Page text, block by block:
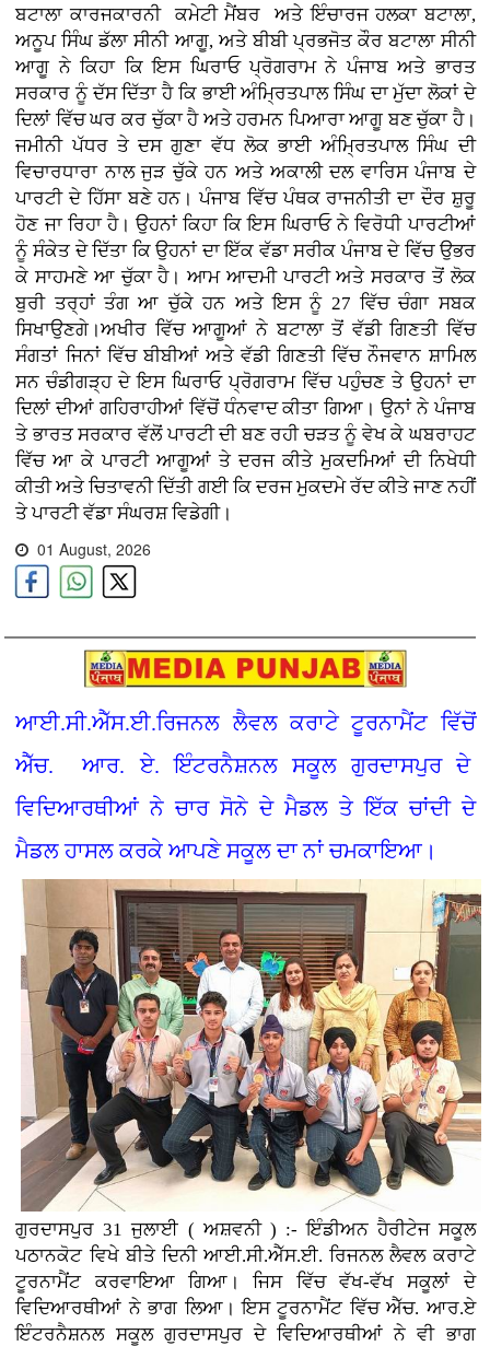
ਬਟਾਲਾ ਕਾਰਜਕਾਰਨੀ ਕਮੇਟੀ ਮੈਂਬਰ ਅਤੇ ਇੰਚਾਰਜ ਹਲਕਾ ਬਟਾਲਾ,
ਅਨੂਪ ਸਿੰਘ ਡੱਲਾ ਸੀਨੀ ਆਗੂ, ਅਤੇ ਬੀਬੀ ਪ੍ਰਭਜੋਤ ਕੌਰ ਬਟਾਲਾ ਸੀਨੀ
ਆਗੂ ਨੇ ਕਿਹਾ ਕਿ ਇਸ ਘਿਰਾਓ ਪ੍ਰੋਗਰਾਮ ਨੇ ਪੰਜਾਬ ਅਤੇ ਭਾਰਤ
ਸਰਕਾਰ ਨੂੰ ਦੱਸ ਦਿੱਤਾ ਹੈ ਕਿ ਭਾਈ ਅੰਮ੍ਰਿਤਪਾਲ ਸਿੰਘ ਦਾ ਮੁੱਦਾ ਲੋਕਾਂ ਦੇ
ਦਿਲਾਂ ਵਿੱਚ ਘਰ ਕਰ ਚੁੱਕਾ ਹੈ ਅਤੇ ਹਰਮਨ ਪਿਆਰਾ ਆਗੂ ਬਣ ਚੁੱਕਾ ਹੈ।
ਜਮੀਨੀ ਪੱਧਰ ਤੇ ਦਸ ਗੁਣਾ ਵੱਧ ਲੋਕ ਭਾਈ ਅੰਮ੍ਰਿਤਪਾਲ ਸਿੰਘ ਦੀ
ਵਿਚਾਰਧਾਰਾ ਨਾਲ ਜੁੜ ਚੁੱਕੇ ਹਨ ਅਤੇ ਅਕਾਲੀ ਦਲ ਵਾਰਿਸ ਪੰਜਾਬ ਦੇ
ਪਾਰਟੀ ਦੇ ਹਿੱਸਾ ਬਣੇ ਹਨ। ਪੰਜਾਬ ਵਿੱਚ ਪੰਥਕ ਰਾਜਨੀਤੀ ਦਾ ਦੌਰ ਸ਼ੁਰੂ
ਹੋਣ ਜਾ ਰਿਹਾ ਹੈ। ਉਹਨਾਂ ਕਿਹਾ ਕਿ ਇਸ ਘਿਰਾਓ ਨੇ ਵਿਰੋਧੀ ਪਾਰਟੀਆਂ
ਨੂੰ ਸੰਕੇਤ ਦੇ ਦਿੱਤਾ ਕਿ ਉਹਨਾਂ ਦਾ ਇੱਕ ਵੱਡਾ ਸਰੀਕ ਪੰਜਾਬ ਦੇ ਵਿੱਚ ਉਭਰ
ਕੇ ਸਾਹਮਣੇ ਆ ਚੁੱਕਾ ਹੈ। ਆਮ ਆਦਮੀ ਪਾਰਟੀ ਅਤੇ ਸਰਕਾਰ ਤੋਂ ਲੋਕ
ਬੁਰੀ ਤਰ੍ਹਾਂ ਤੰਗ ਆ ਚੁੱਕੇ ਹਨ ਅਤੇ ਇਸ ਨੂੰ 27 ਵਿੱਚ ਚੰਗਾ ਸਬਕ
ਸਿਖਾਉਣਗੇ।ਅਖੀਰ ਵਿੱਚ ਆਗੂਆਂ ਨੇ ਬਟਾਲਾ ਤੋਂ ਵੱਡੀ ਗਿਣਤੀ ਵਿੱਚ
ਸੰਗਤਾਂ ਜਿਨਾਂ ਵਿੱਚ ਬੀਬੀਆਂ ਅਤੇ ਵੱਡੀ ਗਿਣਤੀ ਵਿੱਚ ਨੌਜਵਾਨ ਸ਼ਾਮਿਲ
ਸਨ ਚੰਡੀਗੜ੍ਹ ਦੇ ਇਸ ਘਿਰਾਓ ਪ੍ਰੋਗਰਾਮ ਵਿੱਚ ਪਹੁੰਚਣ ਤੇ ਉਹਨਾਂ ਦਾ
ਦਿਲਾਂ ਦੀਆਂ ਗਹਿਰਾਹੀਆਂ ਵਿੱਚੋਂ ਧੰਨਵਾਦ ਕੀਤਾ ਗਿਆ। ਉਨਾਂ ਨੇ ਪੰਜਾਬ
ਤੇ ਭਾਰਤ ਸਰਕਾਰ ਵੱਲੋਂ ਪਾਰਟੀ ਦੀ ਬਣ ਰਹੀ ਚੜਤ ਨੂੰ ਵੇਖ ਕੇ ਘਬਰਾਹਟ
ਵਿੱਚ ਆ ਕੇ ਪਾਰਟੀ ਆਗੂਆਂ ਤੇ ਦਰਜ ਕੀਤੇ ਮੁਕਦਮਿਆਂ ਦੀ ਨਿਖੇਧੀ
ਕੀਤੀ ਅਤੇ ਚਿਤਾਵਨੀ ਦਿੱਤੀ ਗਈ ਕਿ ਦਰਜ ਮੁਕਦਮੇ ਰੱਦ ਕੀਤੇ ਜਾਣ ਨਹੀਂ
ਤੇ ਪਾਰਟੀ ਵੱਡਾ ਸੰਘਰਸ਼ ਵਿਡੇਗੀ।
01 August, 2026
ਆਈ.ਸੀ.ਐੱਸ.ਈ.ਰਿਜਨਲ ਲੈਵਲ ਕਰਾਟੇ ਟੂਰਨਾਮੈਂਟ ਵਿੱਚੋਂ
ਐੱਚ. ਆਰ. ਏ. ਇੰਟਰਨੈਸ਼ਨਲ ਸਕੂਲ ਗੁਰਦਾਸਪੁਰ ਦੇ
ਵਿਦਿਆਰਥੀਆਂ ਨੇ ਚਾਰ ਸੋਨੇ ਦੇ ਮੈਡਲ ਤੇ ਇੱਕ ਚਾਂਦੀ ਦੇ
ਮੈਡਲ ਹਾਸਲ ਕਰਕੇ ਆਪਣੇ ਸਕੂਲ ਦਾ ਨਾਂ ਚਮਕਾਇਆ।
ਗੁਰਦਾਸਪੁਰ 31 ਜੁਲਾਈ ( ਅਸ਼ਵਨੀ ) :- ਇੰਡੀਅਨ ਹੈਰੀਟੇਜ ਸਕੂਲ
ਪਠਾਨਕੋਟ ਵਿਖੇ ਬੀਤੇ ਦਿਨੀ ਆਈ.ਸੀ.ਐੱਸ.ਈ. ਰਿਜਨਲ ਲੈਵਲ ਕਰਾਟੇ
ਟੂਰਨਾਮੈਂਟ ਕਰਵਾਇਆ ਗਿਆ। ਜਿਸ ਵਿੱਚ ਵੱਖ-ਵੱਖ ਸਕੂਲਾਂ ਦੇ
ਵਿਦਿਆਰਥੀਆਂ ਨੇ ਭਾਗ ਲਿਆ। ਇਸ ਟੂਰਨਾਮੈਂਟ ਵਿੱਚ ਐੱਚ. ਆਰ.ਏ
ਇੰਟਰਨੈਸ਼ਨਲ ਸਕੂਲ ਗੁਰਦਾਸਪੁਰ ਦੇ ਵਿਦਿਆਰਥੀਆਂ ਨੇ ਵੀ ਭਾਗ